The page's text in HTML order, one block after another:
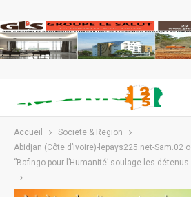
Accueil
Societe & Region
Abidjan (Côte d’Ivoire)-lepays225.net-Sam.02
‘’Bafingo pour l’Humanité’ soulage les